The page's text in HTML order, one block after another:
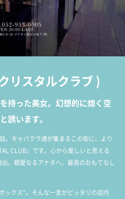
リスタルクラブ )
持った美女。幻想的に煌く空
誘います。
。キャバクラ通が集まるこの街に、より
CLUB』です。心から愛しいと思える
。親愛なるアナタへ、最高のおもてなし
ックス”。そんな一言がピッタリの店内